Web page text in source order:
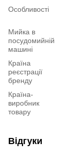
Особливості
Мийка в
посудомийній
машині
Країна
реєстрації
бренду
Країна-
виробник
товару
Відгуки